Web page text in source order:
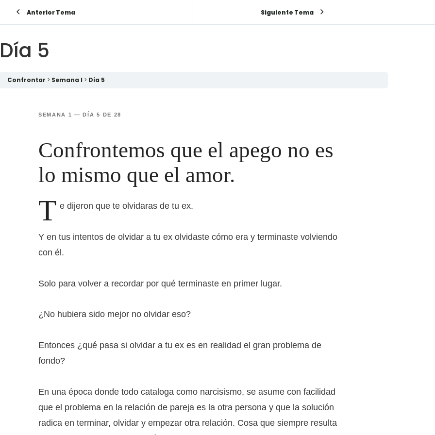
Anterior Tema Siguiente Tema
Día 5
Confrontar Semana I Día 5
SEMANA 1 — DÍA 5 DE 28
Confrontemos que el apego no es
lo mismo que el amor.
T e dijeron que te olvidaras de tu ex.
Y en tus intentos de olvidar a tu ex olvidaste cómo era y terminaste volviendo
con él.
Solo para volver a recordar por qué terminaste en primer lugar.
¿No hubiera sido mejor no olvidar eso?
Entonces ¿qué pasa si olvidar a tu ex es en realidad el gran problema de
fondo?
En una época donde todo cataloga como narcisismo, se asume con facilidad
que el problema en la relación de pareja es la otra persona y que la solución
radica en terminar, olvidar y empezar otra relación. Cosa que siempre resulta